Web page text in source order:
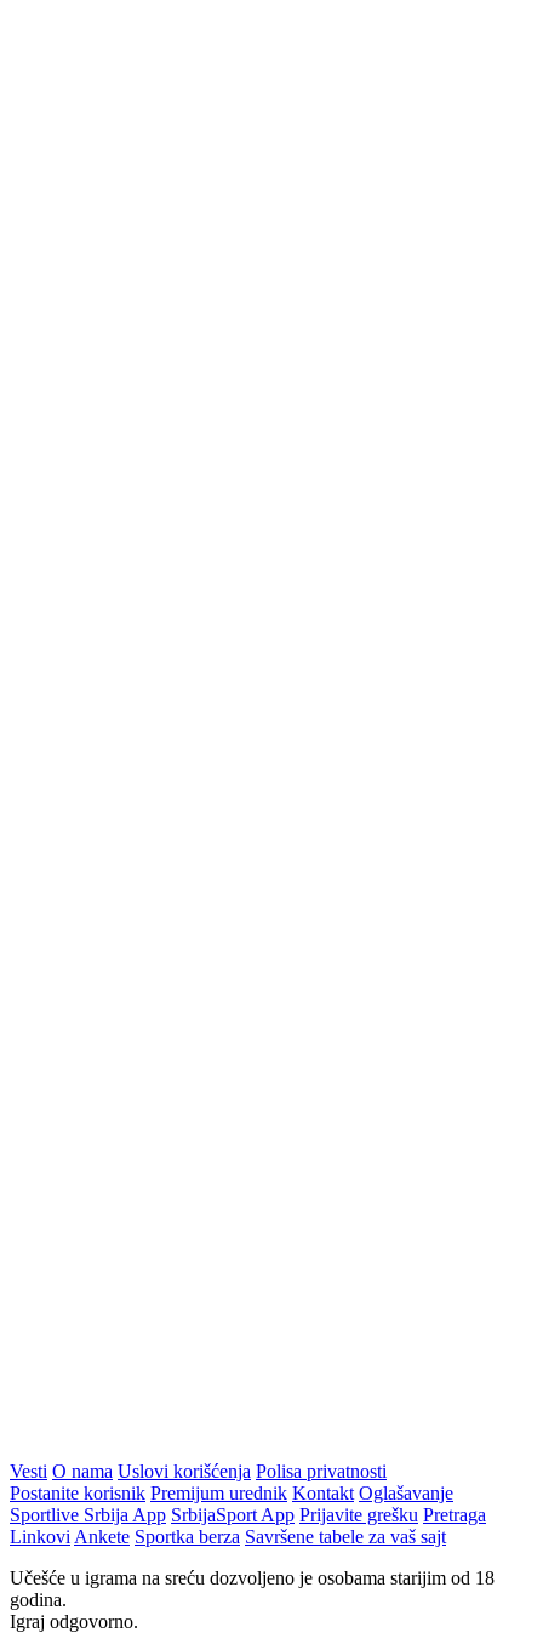
Vesti O nama Uslovi korišćenja Polisa privatnosti
Postanite korisnik Premijum urednik Kontakt Oglašavanje
Sportlive Srbija App SrbijaSport App Prijavite grešku Pretraga
Linkovi Ankete Sportka berza Savršene tabele za vaš sajt
Učešće u igrama na sreću dozvoljeno je osobama starijim od 18
godina.
Igraj odgovorno.